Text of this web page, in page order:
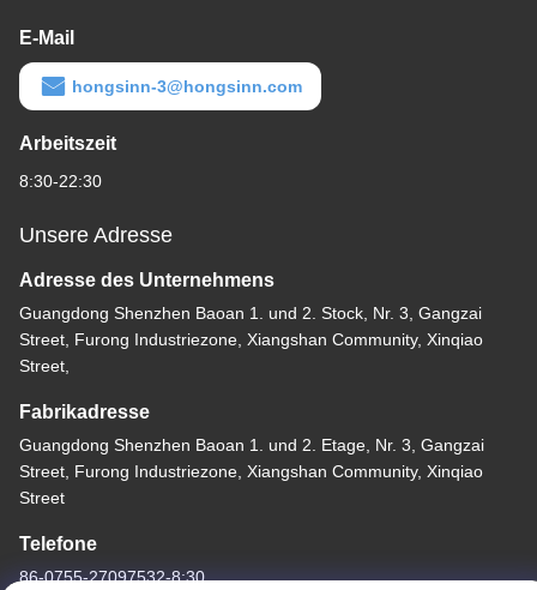
E-Mail
hongsinn-3@hongsinn.com
Arbeitszeit
8:30-22:30
Unsere Adresse
Adresse des Unternehmens
Guangdong Shenzhen Baoan 1. und 2. Stock, Nr. 3, Gangzai
Street, Furong Industriezone, Xiangshan Community, Xinqiao
Street,
Fabrikadresse
Guangdong Shenzhen Baoan 1. und 2. Etage, Nr. 3, Gangzai
Street, Furong Industriezone, Xiangshan Community, Xinqiao
Street
Telefone
86-0755-27097532-8:30